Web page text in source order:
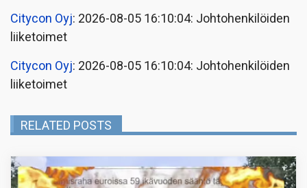
Citycon Oyj: 2026-08-05 16:10:04: Johtohenkilöiden
liiketoimet
Citycon Oyj: 2026-08-05 16:10:04: Johtohenkilöiden
liiketoimet
RELATED POSTS